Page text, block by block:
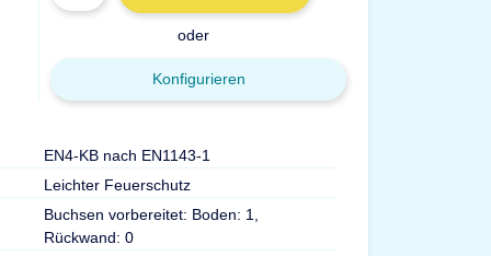
oder
Konfigurieren
EN4-KB nach EN1143-1
Leichter Feuerschutz
Buchsen vorbereitet: Boden: 1,
Rückwand: 0